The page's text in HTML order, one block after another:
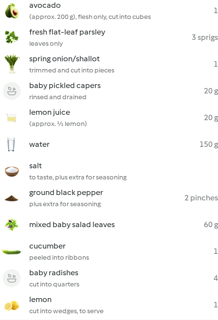
avocado
(approx. 200 g), flesh only, cut into cubes
1
fresh flat-leaf parsley
leaves only
3 sprigs
spring onion/shallot
trimmed and cut into pieces
1
baby pickled capers
rinsed and drained
20 g
lemon juice
(approx. ½ lemon)
20 g
water 150 g
salt
to taste, plus extra for seasoning
ground black pepper
plus extra for seasoning
2 pinches
mixed baby salad leaves 60 g
cucumber
peeled into ribbons
1
baby radishes
cut into quarters
4
lemon
cut into wedges, to serve
1